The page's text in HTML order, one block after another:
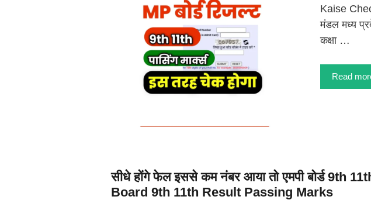
Kaise
मंडल मध्य
कक्षा …
Read
सीधे होंगे फेल इससे कम नंबर आया तो एमपी बोर्ड 9th
Board 9th 11th Result Passing Marks